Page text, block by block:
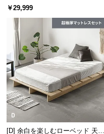
会
員
規
約
に
つ
い
て
クライニング 格納式テーブル付き
￥29,999
[D] 余白を楽しむローベッド 天然